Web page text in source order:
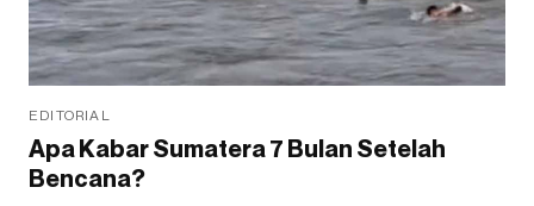
EDITORIAL
Apa Kabar Sumatera 7 Bulan Setelah
Bencana?